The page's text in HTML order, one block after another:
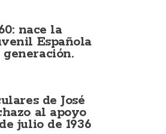
nace la
Española
de José
al apoyo
julio de 1936